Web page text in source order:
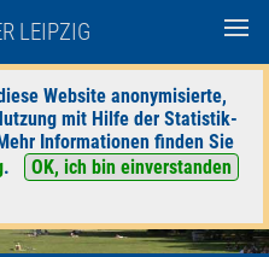
LEIPZIG
Website anonymisierte,
mit Hilfe der Statistik-
Informationen finden Sie
.
OK, ich bin einverstanden